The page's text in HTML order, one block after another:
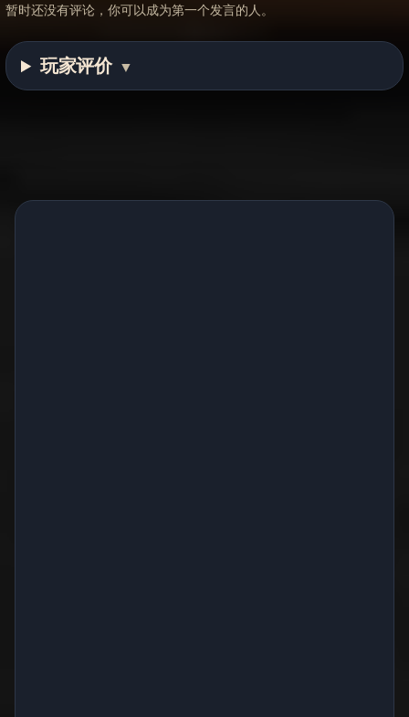
暂时还没有评论，你可以成为第一个发言的人。
玩家评价 ▼